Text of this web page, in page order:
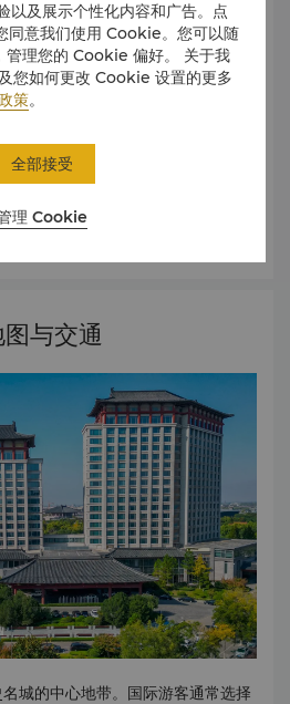
过自己的实际行动去影响更多的客
于社会，为公益事业做贡献。
了解更多
与交通
城的中心地带。国际游客通常选择
以及展示个性化内容和广告。点
同意我们使用 Cookie。您可以随
管理您的 Cookie 偏好。 关于我
您如何更改 Cookie 设置的更多
策。
理 Cookie
全部接受